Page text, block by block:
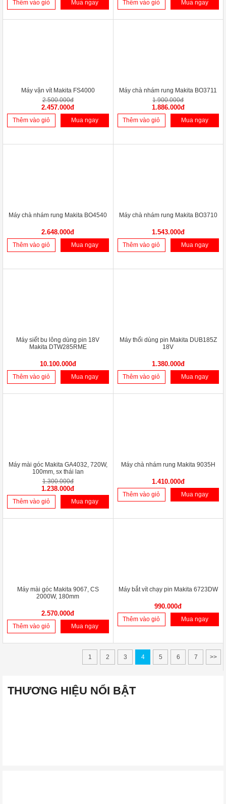
Thêm vào giỏ Mua ngay Thêm vào giỏ Mua ngay
Máy vặn vít Makita FS4000
2.500.000đ
2.457.000đ
Thêm vào giỏ Mua ngay
Máy chà nhám rung Makita BO3711
1.900.000đ
1.886.000đ
Thêm vào giỏ Mua ngay
Máy chà nhám rung Makita BO4540
2.648.000đ
Thêm vào giỏ Mua ngay
Máy chà nhám rung Makita BO3710
1.543.000đ
Thêm vào giỏ Mua ngay
Máy siết bu lông dùng pin 18V
Makita DTW285RME
10.100.000đ
Thêm vào giỏ Mua ngay
Máy thổi dùng pin Makita DUB185Z
18V
1.380.000đ
Thêm vào giỏ Mua ngay
Máy mài góc Makita GA4032, 720W,
100mm, sx thái lan
1.300.000đ
1.238.000đ
Thêm vào giỏ Mua ngay
Máy chà nhám rung Makita 9035H
1.410.000đ
Thêm vào giỏ Mua ngay
Máy mài góc Makita 9067, CS
2000W, 180mm
2.570.000đ
Thêm vào giỏ Mua ngay
Máy bắt vít chạy pin Makita 6723DW
990.000đ
Thêm vào giỏ Mua ngay
1 2 3 4 5 6 7 >>
THƯƠNG HIỆU NỔI BẬT